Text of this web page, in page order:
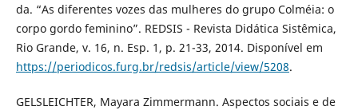
da. “As diferentes vozes das mulheres do grupo Colméia: o
corpo gordo feminino”. REDSIS - Revista Didática Sistêmica,
Rio Grande, v. 16, n. Esp. 1, p. 21-33, 2014. Disponível em
https://periodicos.furg.br/redsis/article/view/5208.
GELSLEICHTER, Mayara Zimmermann. Aspectos sociais e de